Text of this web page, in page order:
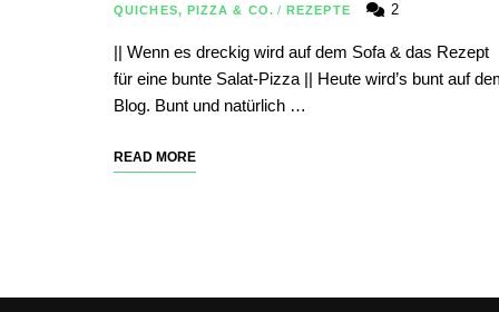
QUICHES, PIZZA & CO. / REZEPTE 2
|| Wenn es dreckig wird auf dem Sofa & das Rezept
für eine bunte Salat-Pizza || Heute wird’s bunt auf
Blog. Bunt und natürlich …
READ MORE